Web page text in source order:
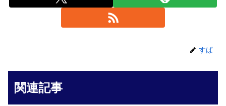
すぱ
関連記事